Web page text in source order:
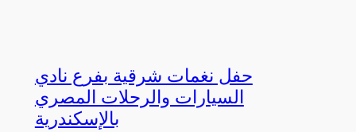
حفل نغمات شرقية بفرع نادي
السيارات والرحلات المصري
بالإسكندرية